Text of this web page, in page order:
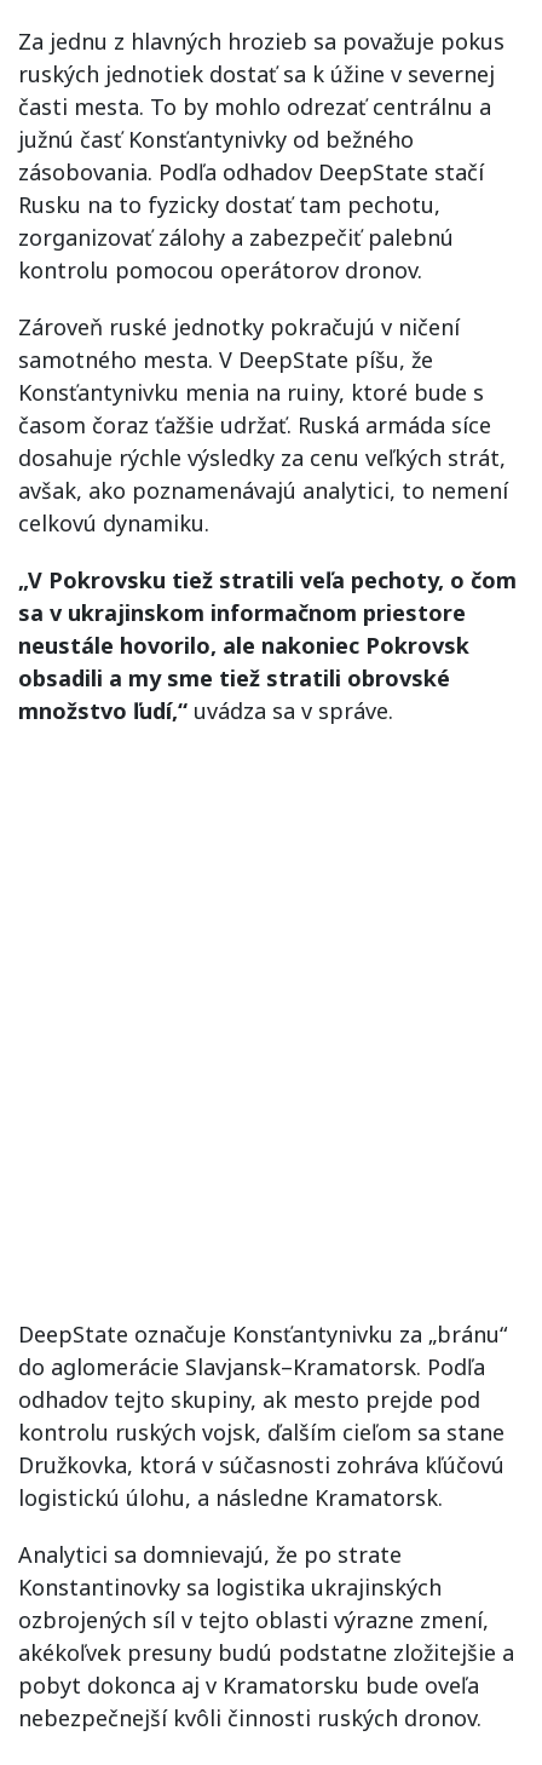
Za jednu z hlavných hrozieb sa považuje pokus
ruských jednotiek dostať sa k úžine v severnej
časti mesta. To by mohlo odrezať centrálnu a
južnú časť Konsťantynivky od bežného
zásobovania. Podľa odhadov DeepState stačí
Rusku na to fyzicky dostať tam pechotu,
zorganizovať zálohy a zabezpečiť palebnú
kontrolu pomocou operátorov dronov.
Zároveň ruské jednotky pokračujú v ničení
samotného mesta. V DeepState píšu, že
Konsťantynivku menia na ruiny, ktoré bude s
časom čoraz ťažšie udržať. Ruská armáda síce
dosahuje rýchle výsledky za cenu veľkých strát,
avšak, ako poznamenávajú analytici, to nemení
celkovú dynamiku.
„V Pokrovsku tiež stratili veľa pechoty, o čom
sa v ukrajinskom informačnom priestore
neustále hovorilo, ale nakoniec Pokrovsk
obsadili a my sme tiež stratili obrovské
množstvo ľudí,“ uvádza sa v správe.
DeepState označuje Konsťantynivku za „bránu“
do aglomerácie Slavjansk–Kramatorsk. Podľa
odhadov tejto skupiny, ak mesto prejde pod
kontrolu ruských vojsk, ďalším cieľom sa stane
Družkovka, ktorá v súčasnosti zohráva kľúčovú
logistickú úlohu, a následne Kramatorsk.
Analytici sa domnievajú, že po strate
Konstantinovky sa logistika ukrajinských
ozbrojených síl v tejto oblasti výrazne zmení,
akékoľvek presuny budú podstatne zložitejšie a
pobyt dokonca aj v Kramatorsku bude oveľa
nebezpečnejší kvôli činnosti ruských dronov.